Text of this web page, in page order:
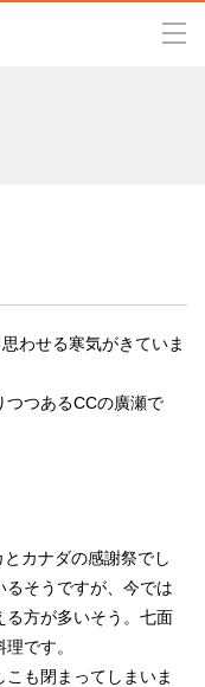
わせる寒気がきていま
つつあるCCの廣瀬で
カナダの感謝祭でし
るそうですが、今では
る方が多いそう。七面
です。
も閉まってしまいま